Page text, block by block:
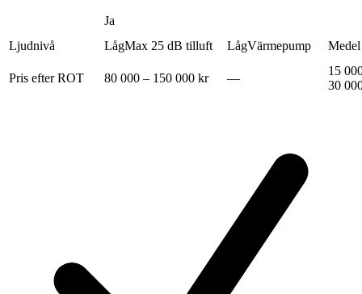
Ja
Ljudnivå LågMax 25 dB tilluft LågVärmepump Medel
Pris efter ROT 80 000 – 150 000 kr —
15
30